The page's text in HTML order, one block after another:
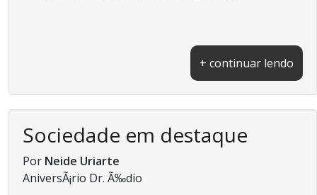
+ continuar lendo
Sociedade em destaque
Por Neide Uriarte
AniversÃ¡rio Dr. Ã‰dio